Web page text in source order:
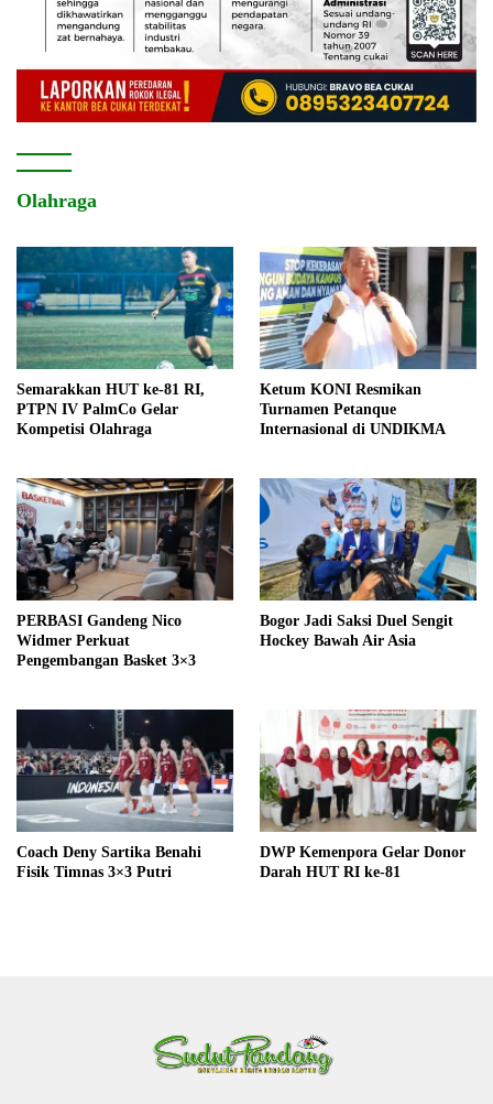
Olahraga
Semarakkan HUT ke-81 RI,
PTPN IV PalmCo Gelar
Kompetisi Olahraga
Ketum KONI Resmikan
Turnamen Petanque
Internasional di UNDIKMA
PERBASI Gandeng Nico
Widmer Perkuat
Pengembangan Basket 3×3
Bogor Jadi Saksi Duel Sengit
Hockey Bawah Air Asia
Coach Deny Sartika Benahi
Fisik Timnas 3×3 Putri
DWP Kemenpora Gelar Donor
Darah HUT RI ke-81